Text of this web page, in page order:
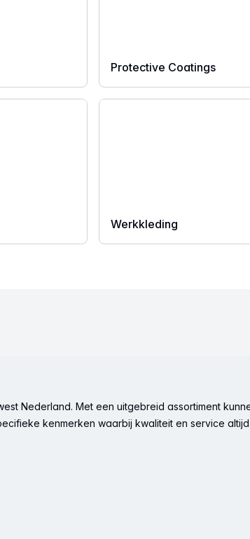
Protective Coatings
Werkkleding
Nederland. Met een uitgebreid assortiment
kenmerken waarbij kwaliteit en service